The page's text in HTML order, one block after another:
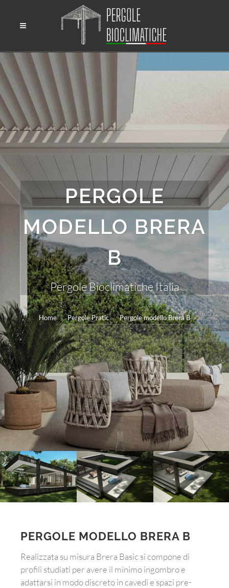
PERGOLE
MODELLO BRERA
B
Pergole Bioclimatiche Italia
Home Pergole Pratic Pergole modello Brera B
PERGOLE MODELLO BRERA B
Realizzata su misura Brera Basic si compone di
profili studiati per avere il minimo ingombro e
adattarsi in modo discreto in cavedi e spazi pre-